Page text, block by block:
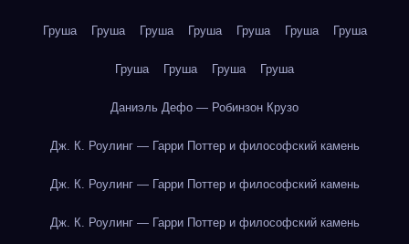
Груша Груша Груша Груша Груша Груша Груша
Груша Груша Груша Груша
Даниэль Дефо — Робинзон Крузо
Дж. К. Роулинг — Гарри Поттер и философский камень
Дж. К. Роулинг — Гарри Поттер и философский камень
Дж. К. Роулинг — Гарри Поттер и философский камень